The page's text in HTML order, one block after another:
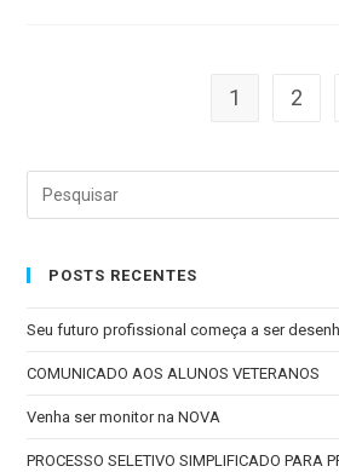
1 2
POSTS RECENTES
Seu futuro profissional começa a ser
COMUNICADO AOS ALUNOS VETERANOS
Venha ser monitor na NOVA
PROCESSO SELETIVO SIMPLIFICADO PARA